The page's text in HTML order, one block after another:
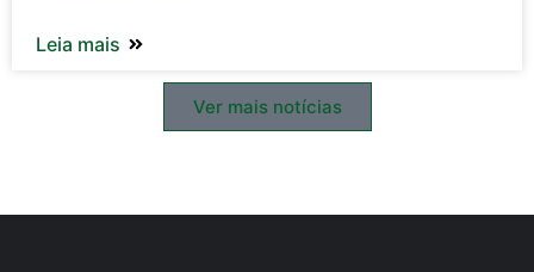
Leia mais
Ver mais notícias